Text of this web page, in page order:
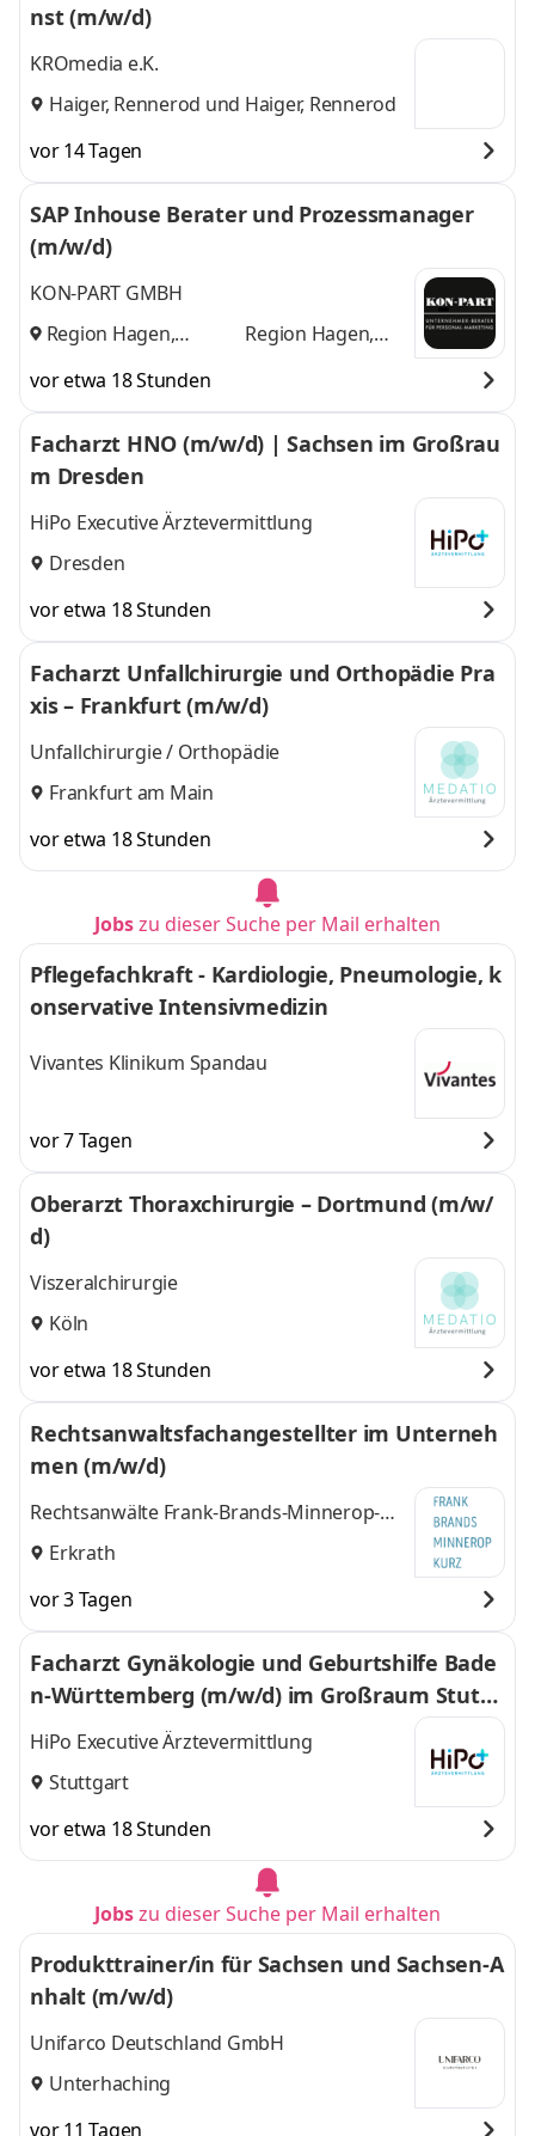
nst (m/w/d)
KROmedia e.K.
Haiger, Rennerod und Haiger, Rennerod
vor 14 Tagen
SAP Inhouse Berater und Prozessmanager
(m/w/d)
KON-PART GMBH
Region Hagen,
Region Hagen,
vor etwa 18 Stunden
Facharzt HNO (m/w/d) | Sachsen im Großrau
m Dresden
HiPo Executive Ärztevermittlung
Dresden
vor etwa 18 Stunden
Facharzt Unfallchirurgie und Orthopädie Pra
xis – Frankfurt (m/w/d)
Unfallchirurgie / Orthopädie
Frankfurt am Main
vor etwa 18 Stunden
Jobszu dieser Suche per Mail erhalten
Pflegefachkraft - Kardiologie, Pneumologie, k
onservative Intensivmedizin
Vivantes Klinikum Spandau
vor 7 Tagen
Oberarzt Thoraxchirurgie – Dortmund (m/w/
d)
Viszeralchirurgie
Köln
vor etwa 18 Stunden
Rechtsanwaltsfachangestellter im Unterneh
men (m/w/d)
Rechtsanwälte Frank-Brands-Minnerop-
Kurz GbR
Erkrath
vor 3 Tagen
Facharzt Gynäkologie und Geburtshilfe Bade
n-Württemberg (m/w/d) im Großraum Stuttg
art
HiPo Executive Ärztevermittlung
Stuttgart
vor etwa 18 Stunden
Jobszu dieser Suche per Mail erhalten
Produkttrainer/in für Sachsen und Sachsen-A
nhalt (m/w/d)
Unifarco Deutschland GmbH
Unterhaching
vor 11 Tagen